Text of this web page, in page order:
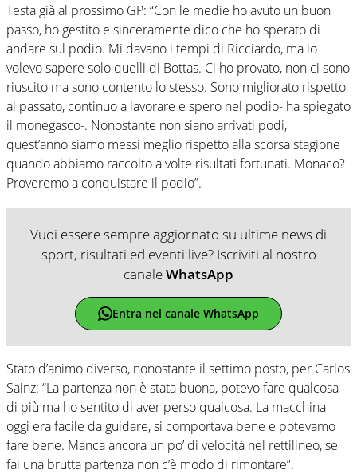
Testa già al prossimo GP: “Con le medie ho avuto un buon
passo, ho gestito e sinceramente dico che ho sperato di
andare sul podio. Mi davano i tempi di Ricciardo, ma io
volevo sapere solo quelli di Bottas. Ci ho provato, non ci sono
riuscito ma sono contento lo stesso. Sono migliorato rispetto
al passato, continuo a lavorare e spero nel podio- ha spiegato
il monegasco-. Nonostante non siano arrivati podi,
quest’anno siamo messi meglio rispetto alla scorsa stagione
quando abbiamo raccolto a volte risultati fortunati. Monaco?
Proveremo a conquistare il podio”.
Vuoi essere sempre aggiornato su ultime news di
sport, risultati ed eventi live? Iscriviti al nostro
canaleWhatsApp
Entra nel canale WhatsApp
Stato d’animo diverso, nonostante il settimo posto, per Carlos
Sainz: “La partenza non è stata buona, potevo fare qualcosa
di più ma ho sentito di aver perso qualcosa. La macchina
oggi era facile da guidare, si comportava bene e potevamo
fare bene. Manca ancora un po’ di velocità nel rettilineo, se
fai una brutta partenza non c’è modo di rimontare”.